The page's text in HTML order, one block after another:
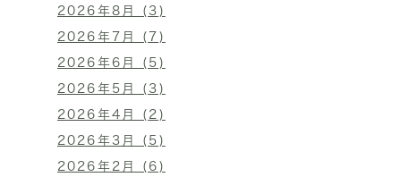
2026年8月 (3)
2026年7月 (7)
2026年6月 (5)
2026年5月 (3)
2026年4月 (2)
2026年3月 (5)
2026年2月 (6)